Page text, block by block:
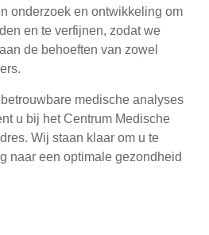
onderzoek en ontwikkeling om
en te verfijnen, zodat we
de behoeften van zowel
medische analyses
u bij het Centrum Medische
Wij staan klaar om u te
naar een optimale gezondheid